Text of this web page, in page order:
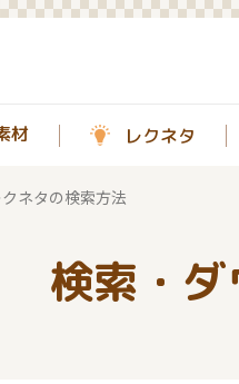
材 レクネタ
クネタの検索方法
検索・